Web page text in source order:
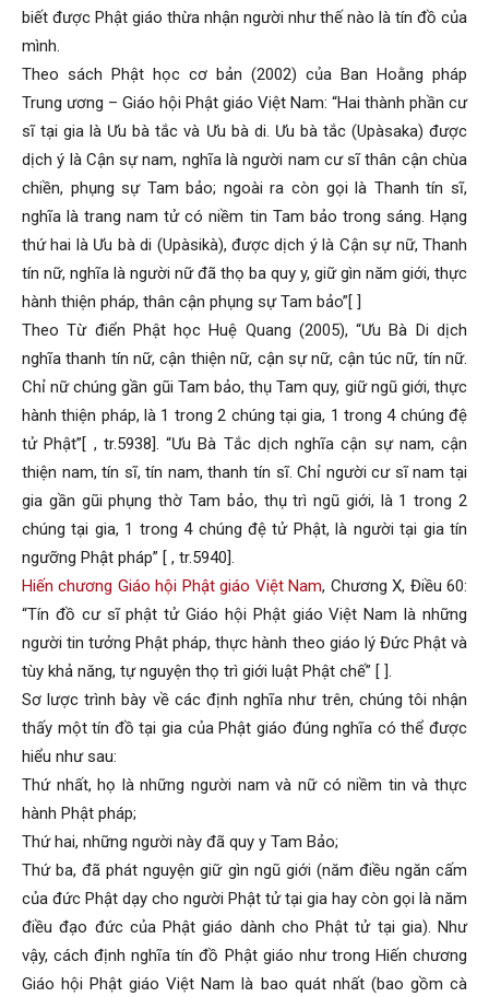
biết được Phật giáo thừa nhận người như thế nào là tín đồ của
mình.
Theo sách Phật học cơ bản (2002) của Ban Hoằng pháp
Trung ương – Giáo hội Phật giáo Việt Nam: “Hai thành phần cư
sĩ tại gia là Ưu bà tắc và Ưu bà di. Ưu bà tắc (Upàsaka) được
dịch ý là Cận sự nam, nghĩa là người nam cư sĩ thân cận chùa
chiền, phụng sự Tam bảo; ngoài ra còn gọi là Thanh tín sĩ,
nghĩa là trang nam tử có niềm tin Tam bảo trong sáng. Hạng
thứ hai là Ưu bà di (Upàsikà), được dịch ý là Cận sự nữ, Thanh
tín nữ, nghĩa là người nữ đã thọ ba quy y, giữ gìn năm giới, thực
hành thiện pháp, thân cận phụng sự Tam bảo”[ ]
Theo Từ điển Phật học Huệ Quang (2005), “Ưu Bà Di dịch
nghĩa thanh tín nữ, cận thiện nữ, cận sự nữ, cận túc nữ, tín nữ.
Chỉ nữ chúng gần gũi Tam bảo, thụ Tam quy, giữ ngũ giới, thực
hành thiện pháp, là 1 trong 2 chúng tại gia, 1 trong 4 chúng đệ
tử Phật”[ , tr.5938]. “Ưu Bà Tắc dịch nghĩa cận sự nam, cận
thiện nam, tín sĩ, tín nam, thanh tín sĩ. Chỉ người cư sĩ nam tại
gia gần gũi phụng thờ Tam bảo, thụ trì ngũ giới, là 1 trong 2
chúng tại gia, 1 trong 4 chúng đệ tử Phật, là người tại gia tín
ngưỡng Phật pháp” [ , tr.5940].
Hiến chương Giáo hội Phật giáo Việt Nam, Chương X, Điều 60:
“Tín đồ cư sĩ phật tử Giáo hội Phật giáo Việt Nam là những
người tin tưởng Phật pháp, thực hành theo giáo lý Đức Phật và
tùy khả năng, tự nguyện thọ trì giới luật Phật chế” [ ].
Sơ lược trình bày về các định nghĩa như trên, chúng tôi nhận
thấy một tín đồ tại gia của Phật giáo đúng nghĩa có thể được
hiểu như sau:
Thứ nhất, họ là những người nam và nữ có niềm tin và thực
hành Phật pháp;
Thứ hai, những người này đã quy y Tam Bảo;
Thứ ba, đã phát nguyện giữ gìn ngũ giới (năm điều ngăn cấm
của đức Phật dạy cho người Phật tử tại gia hay còn gọi là năm
điều đạo đức của Phật giáo dành cho Phật tử tại gia). Như
vậy, cách định nghĩa tín đồ Phật giáo như trong Hiến chương
Giáo hội Phật giáo Việt Nam là bao quát nhất (bao gồm cà